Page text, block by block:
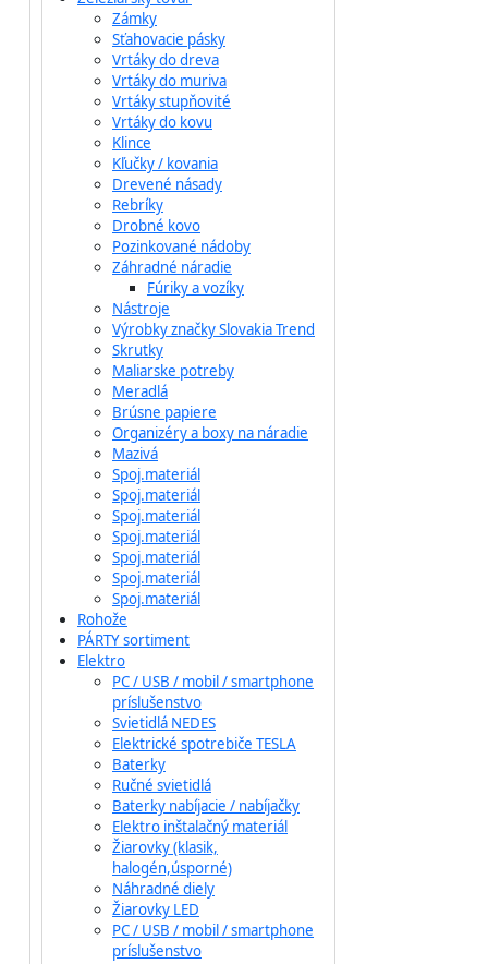
Zámky
Sťahovacie pásky
Vrtáky do dreva
Vrtáky do muriva
Vrtáky stupňovité
Vrtáky do kovu
Klince
Kľučky / kovania
Drevené násady
Rebríky
Drobné kovo
Pozinkované nádoby
Záhradné náradie
Fúriky a vozíky
Nástroje
Výrobky značky Slovakia Trend
Skrutky
Maliarske potreby
Meradlá
Brúsne papiere
Organizéry a boxy na náradie
Mazivá
Spoj.materiál
Spoj.materiál
Spoj.materiál
Spoj.materiál
Spoj.materiál
Spoj.materiál
Spoj.materiál
Rohože
PÁRTY sortiment
Elektro
PC / USB / mobil / smartphone
príslušenstvo
Svietidlá NEDES
Elektrické spotrebiče TESLA
Baterky
Ručné svietidlá
Baterky nabíjacie / nabíjačky
Elektro inštalačný materiál
Žiarovky (klasik,
halogén,úsporné)
Náhradné diely
Žiarovky LED
PC / USB / mobil / smartphone
príslušenstvo